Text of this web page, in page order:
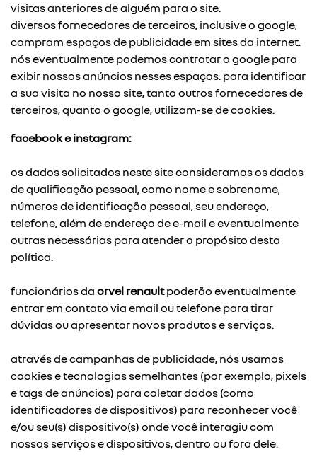
visitas anteriores de alguém para o site.
diversos fornecedores de terceiros, inclusive o google,
compram espaços de publicidade em sites da internet.
nós eventualmente podemos contratar o google para
exibir nossos anúncios nesses espaços. para identificar
a sua visita no nosso site, tanto outros fornecedores de
terceiros, quanto o google, utilizam-se de cookies.
facebook e instagram:
os dados solicitados neste site consideramos os dados
de qualificação pessoal, como nome e sobrenome,
números de identificação pessoal, seu endereço,
telefone, além de endereço de e-mail e eventualmente
outras necessárias para atender o propósito desta
política.
funcionários da orvel renaultpoderão eventualmente
entrar em contato via email ou telefone para tirar
dúvidas ou apresentar novos produtos e serviços.
através de campanhas de publicidade, nós usamos
cookies e tecnologias semelhantes (por exemplo, pixels
e tags de anúncios) para coletar dados (como
identificadores de dispositivos) para reconhecer você
e/ou seu(s) dispositivo(s) onde você interagiu com
nossos serviços e dispositivos, dentro ou fora dele.